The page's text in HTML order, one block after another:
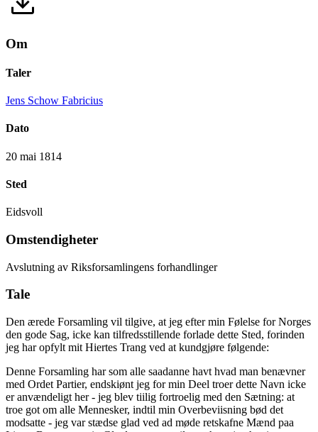
Om
Taler
Jens Schow Fabricius
Dato
20 mai 1814
Sted
Eidsvoll
Omstendigheter
Avslutning av Riksforsamlingens forhandlinger
Tale
Den ærede Forsamling vil tilgive, at jeg efter min Følelse for Norges
den gode Sag, icke kan tilfredsstillende forlade dette Sted, forinden
jeg har opfylt mit Hiertes Trang ved at kundgjøre følgende:
Denne Forsamling har som alle saadanne havt hvad man benævner
med Ordet Partier, endskiønt jeg for min Deel troer dette Navn icke
er anvændeligt her - jeg blev tiilig fortroelig med den Sætning: at
troe got om alle Mennesker, indtil min Overbeviisning bød det
modsatte - jeg var stædse glad ved ad møde retskafne Mænd paa